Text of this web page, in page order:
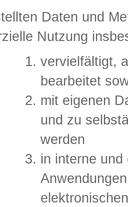
Daten und
Nutzung
vervielfältigt,
bearbeitet
mit eigenen
und zu
werden
in interne